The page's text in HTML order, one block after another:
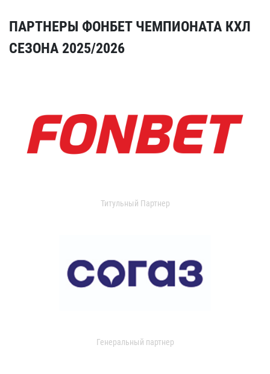
ПАРТНЕРЫ ФОНБЕТ ЧЕМПИОНАТА КХЛ
СЕЗОНА 2025/2026
Титульный Партнер
Генеральный партнер